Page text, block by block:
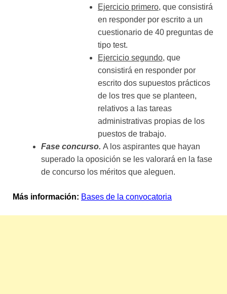
Ejercicio primero, que consistirá
en responder por escrito a un
cuestionario de 40 preguntas de
tipo test.
Ejercicio segundo, que
consistirá en responder por
escrito dos supuestos prácticos
de los tres que se planteen,
relativos a las tareas
administrativas propias de los
puestos de trabajo.
Fase concurso. A los aspirantes que hayan
superado la oposición se les valorará en la fase
de concurso los méritos que aleguen.
Más información: Bases de la convocatoria